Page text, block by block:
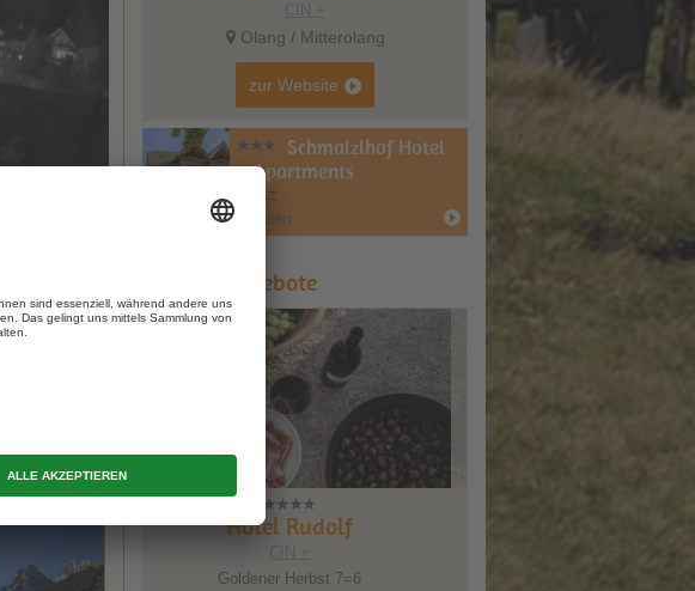
Länge von
Staller
Olang / Mitterolang
zur Website
Schmalzlhof Hotel
& Apartments
CIN +
Rasen
Tipps & Angebote
7=6
Hotel Scherer
Dolomiten - Familien - Wochen